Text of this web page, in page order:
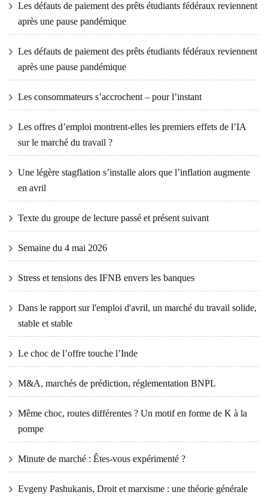
Les défauts de paiement des prêts étudiants fédéraux reviennent
après une pause pandémique
Les défauts de paiement des prêts étudiants fédéraux reviennent
après une pause pandémique
Les consommateurs s’accrochent – ​​pour l’instant
Les offres d’emploi montrent-elles les premiers effets de l’IA
sur le marché du travail ?
Une légère stagflation s’installe alors que l’inflation augmente
en avril
Texte du groupe de lecture passé et présent suivant
Semaine du 4 mai 2026
Stress et tensions des IFNB envers les banques
Dans le rapport sur l'emploi d'avril, un marché du travail solide,
stable et stable
Le choc de l’offre touche l’Inde
M&A, marchés de prédiction, réglementation BNPL
Même choc, routes différentes ? Un motif en forme de K à la
pompe
Minute de marché : Êtes-vous expérimenté ?
Evgeny Pashukanis, Droit et marxisme : une théorie générale